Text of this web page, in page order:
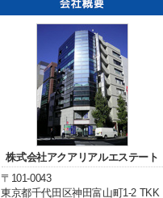
株式会社アクアリアルエステート
〒101-0043
東京都千代田区神田富山町1-2 TKK